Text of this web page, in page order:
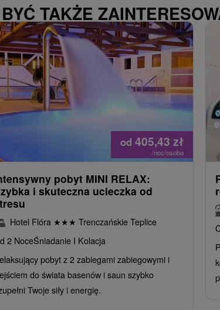
TAKŻE
od 405,43zł
/noc/osoba
pobyt MINI RELAX:
i skuteczna ucieczka od
Hotel Flóra ★★★ Trenczańskie Teplice
2 NoceŚniadanie I Kolacja
pobyt z 2 zabiegami zabiegowymi i
do świata basenów i saun szybko
Twoje siły i energię.